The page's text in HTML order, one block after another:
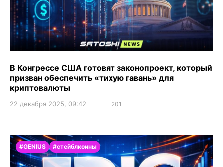
В Конгрессе США готовят законопроект, который
призван обеспечить «тихую гавань» для
криптовалюты
22 декабря 2025, 09:42 201
#GENIUS #стейблкоины